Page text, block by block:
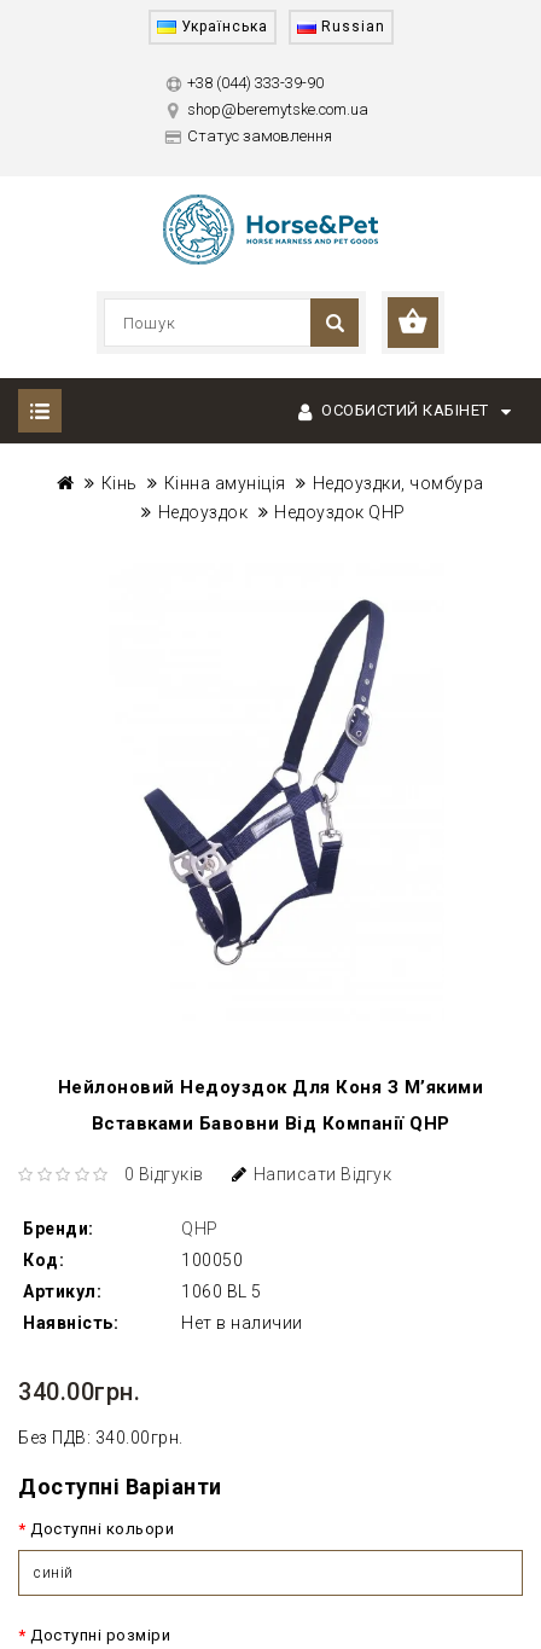
Українська Russian
+38 (044) 333-39-90
shop@beremytske.com.ua
Статус замовлення
ОСОБИСТИЙ КАБІНЕТ
Кінь Кінна амуніція
Недоуздки, чомбура
Недоуздок
Недоуздок QHP
Нейлоновий Недоуздок Для Коня З М’якими
Вставками Бавовни Від Компанії QHP
0 Відгуків Написати Відгук
Бренди:
QHP
Код:
100050
Артикул:
1060 BL 5
Наявність:
Нет в наличии
340.00грн.
Без ПДВ: 340.00грн.
Доступні Варіанти
Доступні кольори
синій
Доступні розміри